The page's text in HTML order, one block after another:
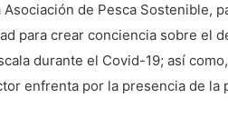
de Pesca Sostenible,
para crear conciencia sobre el
durante el Covid-19; así
enfrenta por la presencia de la